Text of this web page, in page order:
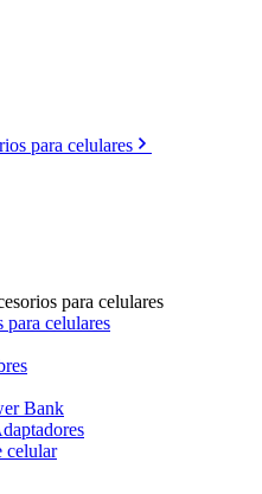
para celulares
para celulares
para celulares
Bank
celular